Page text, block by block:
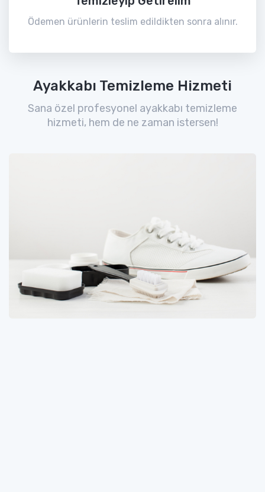
Ödemen ürünlerin teslim edildikten sonra alınır.
Ayakkabı Temizleme Hizmeti
Sana özel profesyonel ayakkabı temizleme
hizmeti, hem de ne zaman istersen!